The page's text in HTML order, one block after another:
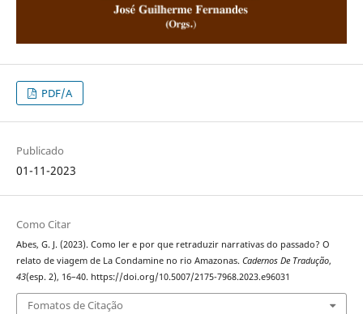
PDF/A
Publicado
01-11-2023
Como Citar
Abes, G. J. (2023). Como ler e por que retraduzir narrativas do passado? O
relato de viagem de La Condamine no rio Amazonas. Cadernos De Tradução,
43(esp. 2), 16–40. https://doi.org/10.5007/2175-7968.2023.e96031
Fomatos de Citação